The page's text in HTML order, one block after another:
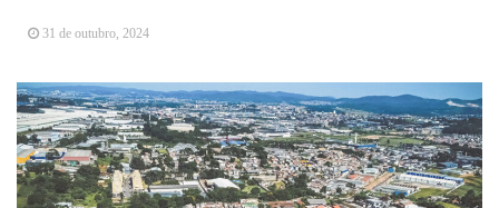
31 de outubro, 2024